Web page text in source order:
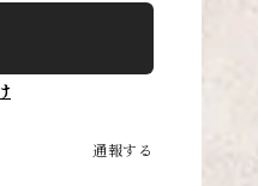
通報する